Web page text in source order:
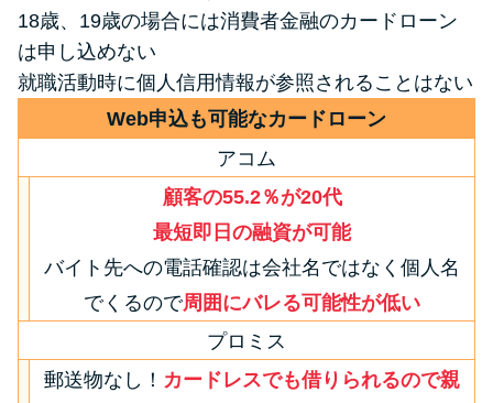
銀行カードローンを選ぶべき4つ
の理由
無利息期間を利用して利息0円で
お金を借りる3つのポイント
種類・特徴別一覧
その他コラム
今月の家賃払えない…2ヵ月目に
は解決しないと危険な理由と対
処法3つ
18歳、19歳の場合には消費者金融のカードローン
は申し込めない
就職活動時に個人信用情報が参照されることはない
Web申込も可能なカードローン
アコム
顧客の55.2％が20代
最短即日の融資が可能
バイト先への電話確認は会社名ではなく個人名
でくるので周囲にバレる可能性が低い
プロミス
郵送物なし！ カードレスでも借りられるので親